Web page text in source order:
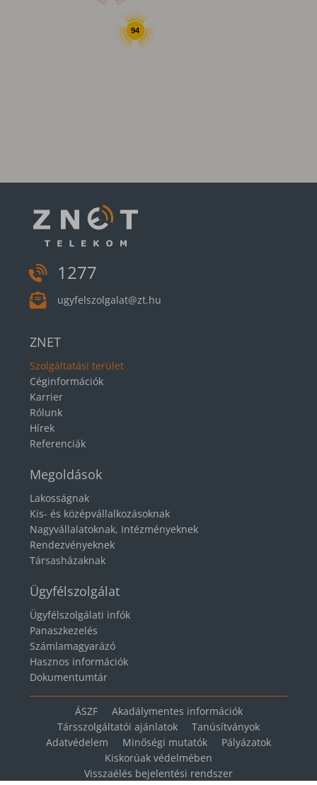
94
1277
ugyfelszolgalat@zt.hu
ZNET
Szolgáltatási terület
Céginformációk
Karrier
Rólunk
Hírek
Referenciák
Megoldások
Lakosságnak
Kis- és középvállalkozásoknak
Nagyvállalatoknak, Intézményeknek
Rendezvényeknek
Társasházaknak
Ügyfélszolgálat
Ügyfélszolgálati infók
Panaszkezelés
Számlamagyarázó
Hasznos információk
Dokumentumtár
ÁSZF
Akadálymentes információk
Társszolgáltatói ajánlatok
Tanúsítványok
Adatvédelem
Minőségi mutatók
Pályázatok
Kiskorúak védelmében
Visszaélés bejelentési rendszer